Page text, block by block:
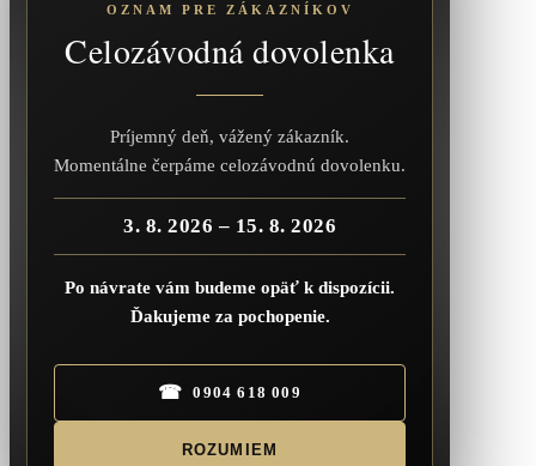
OZNAM PRE ZÁKAZNÍKOV
Celozávodná dovolenka
Príjemný deň, vážený zákazník.
Momentálne čerpáme celozávodnú dovolenku.
3. 8. 2026 – 15. 8. 2026
Po návrate vám budeme opäť k dispozícii.
Ďakujeme za pochopenie.
☎ 0904 618 009
ROZUMIEM